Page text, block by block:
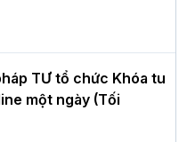
tái đắc
phố Hải
suy
TƯ tổ chức Khóa tu
một ngày (Tối